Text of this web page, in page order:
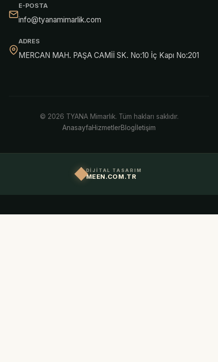
E-POSTA
info@tyanamimarlik.com
ADRES
MERCAN MAH. PAŞA CAMİİ SK. No:10 İç Kapı No:201
© 2026 TYANA Mimarlık. Tüm hakları saklıdır.
AnasayfaHizmetlerBlogİletişim
DİJİTAL TASARIM
MEEN.COM.TR